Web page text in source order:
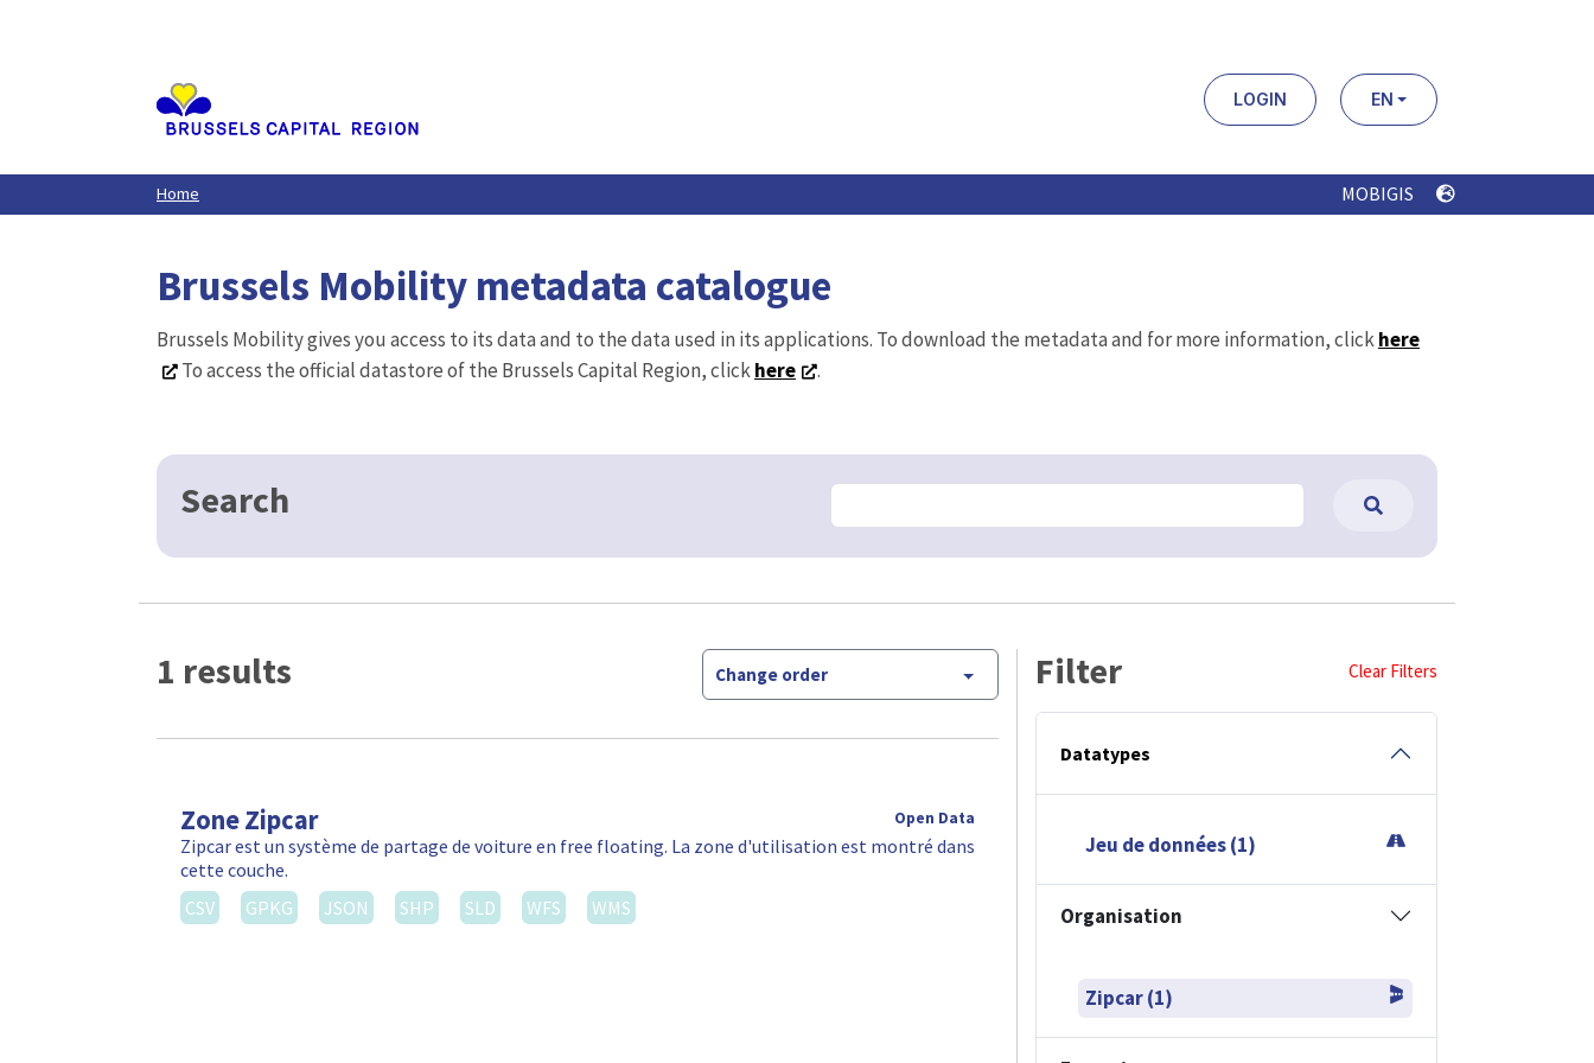
LOGIN EN
Home MOBIGIS
Brussels Mobility metadata catalogue
Brussels Mobility gives you access to its data and to the data used in its applications. To download the metadata and for more information, clickhere
To access the official datastore of the Brussels Capital Region, clickhere .
Search
1 results Change order
Zone Zipcar Open Data
Zipcar est un système de partage de voiture en free floating. La zone d'utilisation est montré dans
cette couche.
CSV
GPKG JSON SHP SLD WFS WMS
Filter Clear Filters
Datatypes
Jeu de données (1)
Organisation
Zipcar (1)